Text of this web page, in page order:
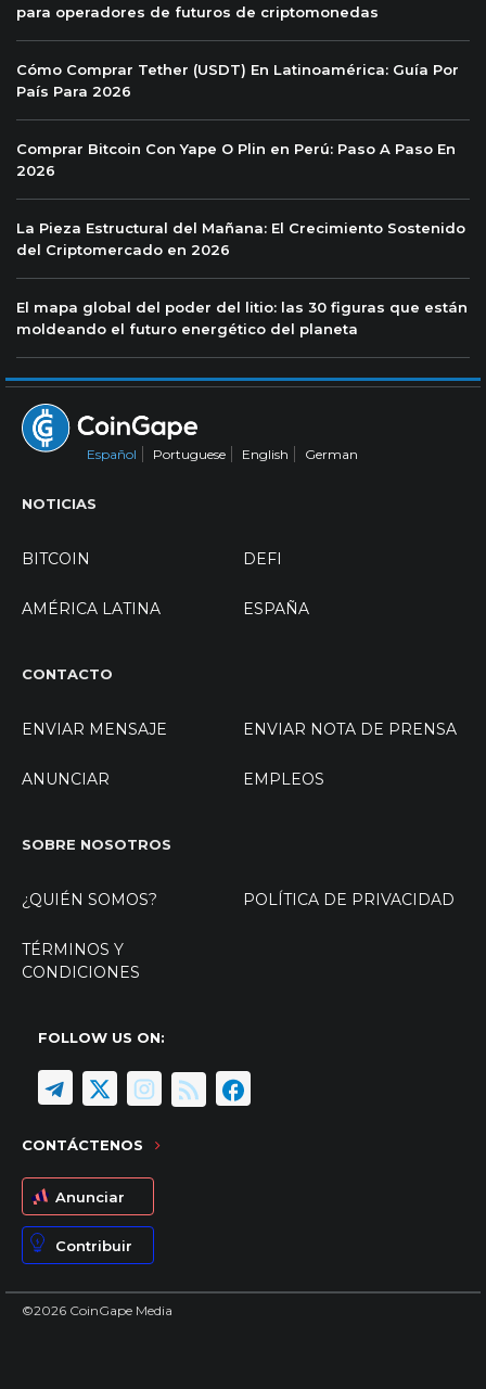
para operadores de futuros de criptomonedas
Cómo Comprar Tether (USDT) En Latinoamérica: Guía Por
País Para 2026
Comprar Bitcoin Con Yape O Plin en Perú: Paso A Paso En
2026
La Pieza Estructural del Mañana: El Crecimiento Sostenido
del Criptomercado en 2026
El mapa global del poder del litio: las 30 figuras que están
moldeando el futuro energético del planeta
Español Portuguese English German
NOTICIAS
BITCOIN DEFI
AMÉRICA LATINA ESPAÑA
CONTACTO
ENVIAR MENSAJE ENVIAR NOTA DE PRENSA
ANUNCIAR EMPLEOS
SOBRE NOSOTROS
¿QUIÉN SOMOS? POLÍTICA DE PRIVACIDAD
TÉRMINOS Y
CONDICIONES
FOLLOW US ON:
CONTÁCTENOS
Anunciar
Contribuir
©2026 CoinGape Media